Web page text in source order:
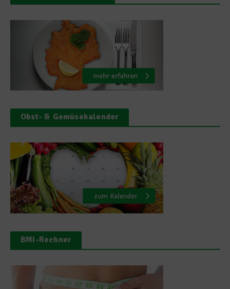
Obst- & Gemüsekalender
BMI-Rechner